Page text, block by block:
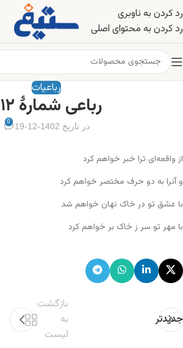
رد کردن به ناوبری
رد کردن به محتوای اصلی
رباعیات
رباعی شمارهٔ ۲۱۲
در تاریخ 1402-12-19 0
از واقعه‌ای ترا خبر خواهم کرد
و آنرا به دو حرف مختصر خواهم کرد
با عشق تو در خاک نهان خواهم شد
با مهر تو سر ز خاک بر خواهم کرد
جدیدتر
بازگشت
به
لیست